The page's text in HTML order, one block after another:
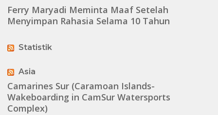
Ferry Maryadi Meminta Maaf Setelah
Menyimpan Rahasia Selama 10 Tahun
Statistik
Asia
Camarines Sur (Caramoan Islands-
Wakeboarding in CamSur Watersports
Complex)